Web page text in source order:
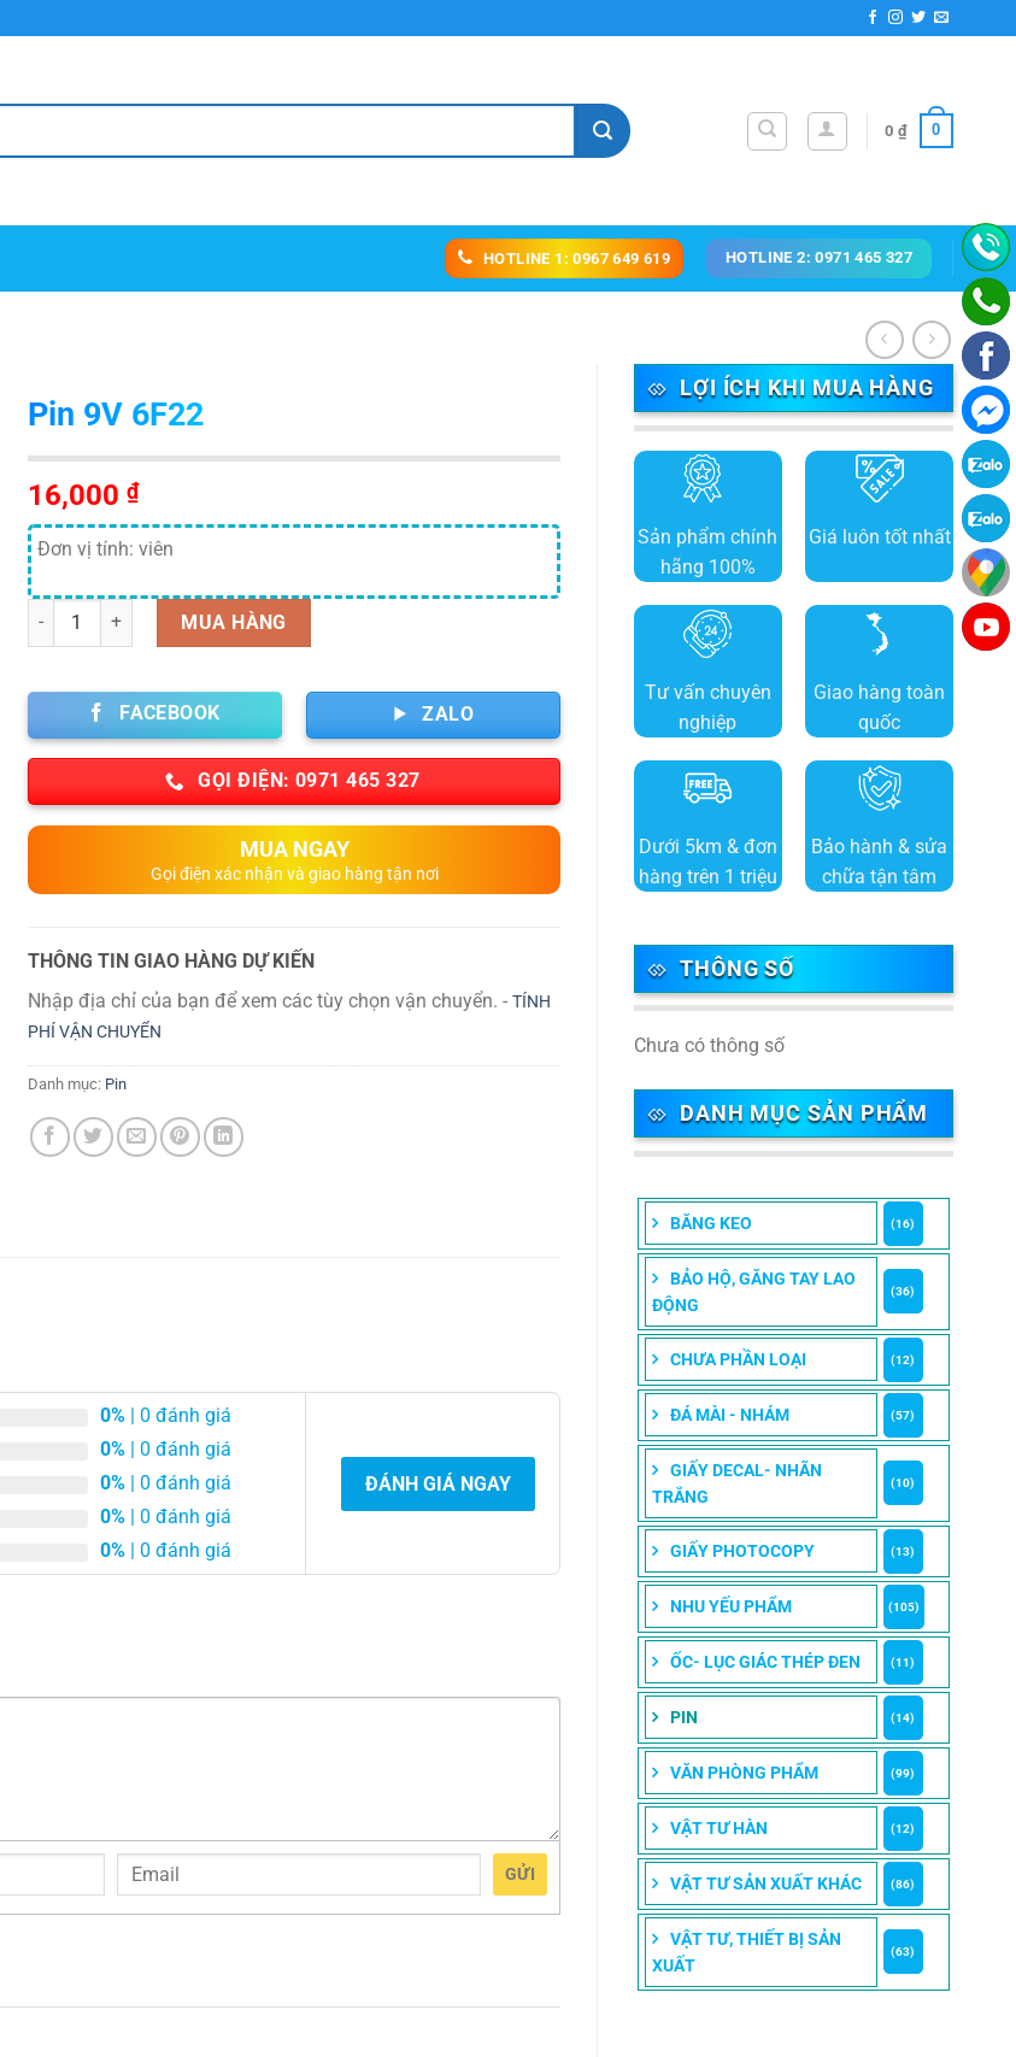
0 ₫ 0
HOTLINE 1: 0967 649 619 HOTLINE 2: 0971 465 327
LỢI ÍCH KHI MUA HÀNG
Sản phẩm chính
hãng 100%
Giá luôn tốt nhất
Tư vấn chuyên
nghiệp
Giao hàng toàn
quốc
Dưới 5km & đơn
hàng trên 1 triệu
Bảo hành & sửa
chữa tận tâm
THÔNG SỐ
Chưa có thông số
DANH MỤC SẢN PHẨM
BĂNG KEO (16)
BẢO HỘ, GĂNG TAY LAO
ĐỘNG
(36)
CHƯA PHẦN LOẠI (12)
ĐÁ MÀI - NHÁM (57)
GIẤY DECAL- NHÃN
TRẮNG
(10)
GIẤY PHOTOCOPY (13)
NHU YẾU PHẨM (105)
ỐC- LỤC GIÁC THÉP ĐEN (11)
PIN (14)
VĂN PHÒNG PHẨM (99)
VẬT TƯ HÀN (12)
VẬT TƯ SẢN XUẤT KHÁC (86)
VẬT TƯ, THIẾT BỊ SẢN
XUẤT
(63)
Pin 9V 6F22
16,000 ₫
Đơn vị tính: viên
Số lượng MUA HÀNG
FACEBOOK ZALO
GỌI ĐIỆN: 0971 465 327
MUA NGAY
Gọi điện xác nhận và giao hàng tận nơi
THÔNG TIN GIAO HÀNG DỰ KIẾN
Nhập địa chỉ của bạn để xem các tùy chọn vận chuyển. - TÍNH
PHÍ VẬN CHUYỂN
Danh mục: Pin
0% | 0 đánh giá
0% | 0 đánh giá
0% | 0 đánh giá
0% | 0 đánh giá
0% | 0 đánh giá
ĐÁNH GIÁ NGAY
GỬI